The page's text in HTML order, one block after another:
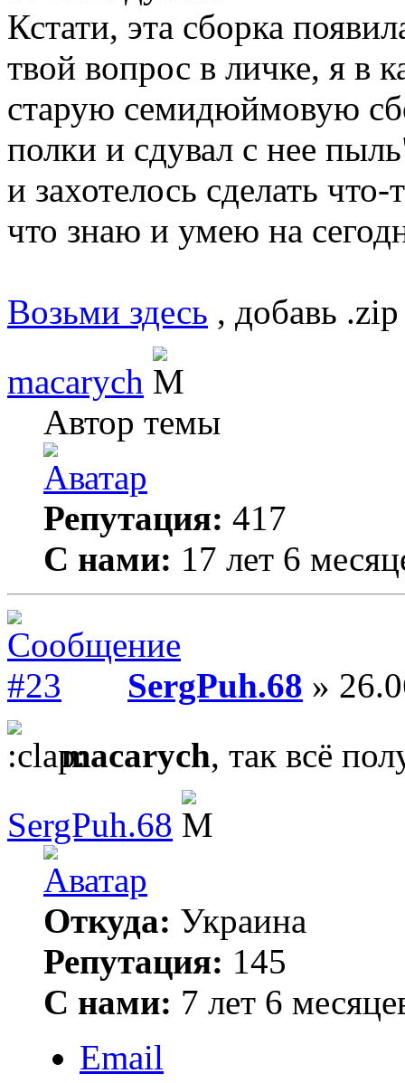
Кстати, эта сборка
твой вопрос в личке, я в
старую семидюймовую
полки и сдувал с нее
и захотелось сделать
что знаю и умею на
Возьми здесь , добавь
macarych
Автор темы
Репутация: 417
С нами: 17 лет 6
SergPuh.68 »
macarych, так всё
SergPuh.68
Откуда: Украина
Репутация: 145
С нами: 7 лет 6
Email